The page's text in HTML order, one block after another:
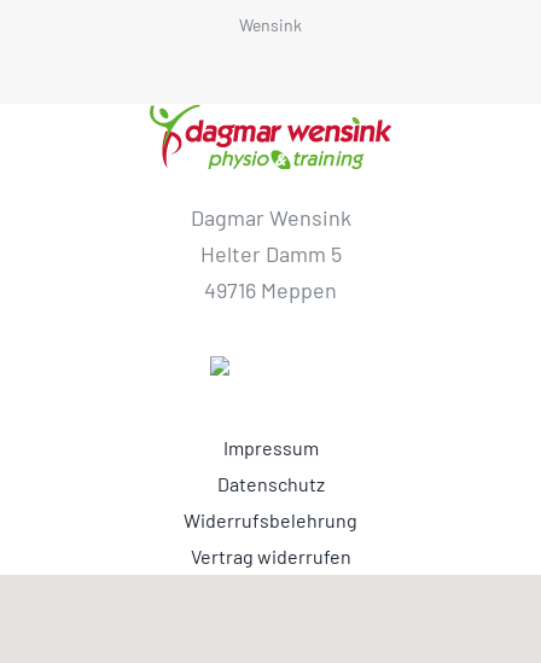
Wensink
Dagmar Wensink
Helter Damm 5
49716 Meppen
Impressum
Datenschutz
Widerrufsbelehrung
Vertrag widerrufen